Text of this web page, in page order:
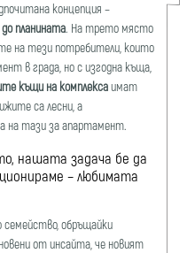
концепция –
планината. На трето място
на тези потребители, които
в града, но с изгодна къща,
къщи на комплексаимат
са лесни, а
на тази за апартамент.
нашата задача бе да
– любимата
семейство, обръщайки
от инсайта, че новият